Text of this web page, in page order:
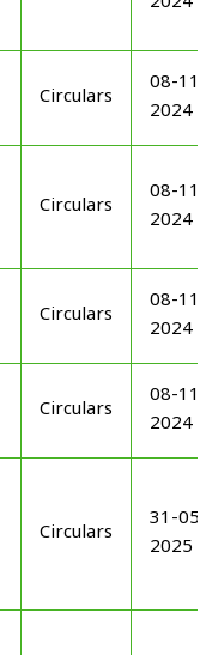
Circulars
08-11-
2024
Circulars
08-11-
2024
Circulars
08-11-
2024
Circulars
08-11-
2024
Circulars
31-05-
2025